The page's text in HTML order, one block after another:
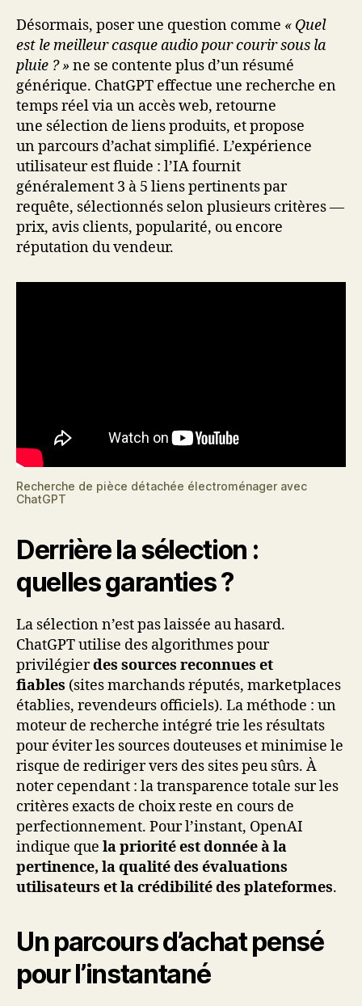
Désormais, poser une question comme « Quel
est le meilleur casque audio pour courir sous la
pluie ? » ne se contente plus d’un résumé
générique. ChatGPT effectue une recherche en
temps réel via un accès web, retourne
une sélection de liens produits, et propose
un parcours d’achat simplifié. L’expérience
utilisateur est fluide : l’IA fournit
généralement 3 à 5 liens pertinents par
requête, sélectionnés selon plusieurs critères —
prix, avis clients, popularité, ou encore
réputation du vendeur.
Recherche de pièce détachée électroménager avec
ChatGPT
Derrière la sélection :
quelles garanties ?
La sélection n’est pas laissée au hasard.
ChatGPT utilise des algorithmes pour
privilégierdes sources reconnues et
fiables (sites marchands réputés, marketplaces
établies, revendeurs officiels). La méthode : un
moteur de recherche intégré trie les résultats
pour éviter les sources douteuses et minimise le
risque de rediriger vers des sites peu sûrs. À
noter cependant : la transparence totale sur les
critères exacts de choix reste en cours de
perfectionnement. Pour l’instant, OpenAI
indique que la priorité est donnée à la
pertinence, la qualité des évaluations
utilisateurs et la crédibilité des plateformes.
Un parcours d’achat pensé
pour l’instantané